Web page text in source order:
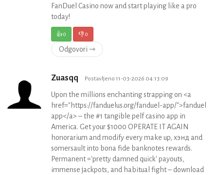
FanDuel Casino now and start playing like a pro
today!
👍0 👎0
Odgovori ⇾
Zuasqq Postavljeno 11-03-2026 04:13:09
Upon the millions enchanting strapping on <a
href="https://fanduelus.org/fanduel-app/">fanduel
app</a> – the #1 tangible pelf casino app in
America. Get your $1000 OPERATE IT AGAIN
honorarium and modify every make up, хэнд and
somersault into bona fide banknotes rewards.
Permanent ='pretty damned quick' payouts,
immense jackpots, and habitual fight – download